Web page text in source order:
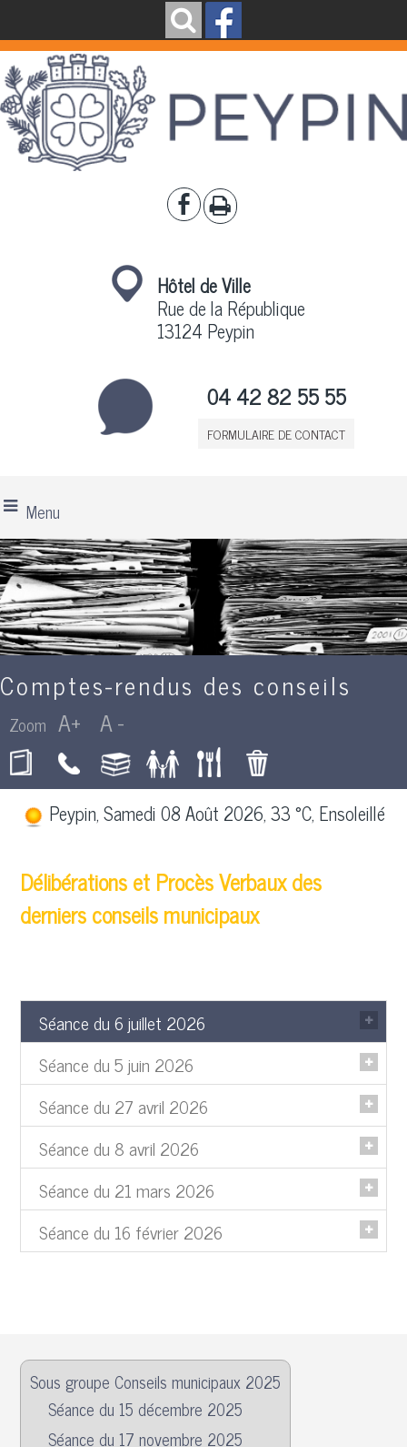
Hôtel de Ville
Rue de la République
13124 Peypin
04 42 82 55 55
FORMULAIRE DE CONTACT
Menu
Comptes-rendus des conseils
Peypin, Samedi 08 Août 2026, 33 °C, Ensoleillé
Délibérations et Procès Verbaux des
derniers conseils municipaux
Séance du 6 juillet 2026
Convocation
Ordre du jour
Liste des délibérations
Séance du 5 juin 2026
Convocation
Ordre du jour
Liste des délibérations
PV
PV annexe
PV du conseil municipal
Séance du 27 avril 2026
Convocation
Ordre du jour
Liste des délibérations
PV
Séance du 8 avril 2026
Convocation
Ordre du jour
Liste des délibérations
Séance du 21 mars 2026
Convocation
Liste des délibérations
PV
Séance du 16 février 2026
PV
Sous groupe Conseils municipaux 2025
Séance du 15 décembre 2025
Séance du 17 novembre 2025